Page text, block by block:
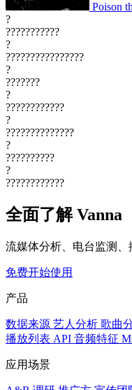
Poison
?
???????????
?
????????????????
?
???????
?
????????????
?
??????????????
?
??????????
?
????????????
全面了解 Vanna
流媒体分析、电台监测、
免费开始使用
产品
数据来源 艺人分析 歌曲
播放列表 API 音频特征
应用场景